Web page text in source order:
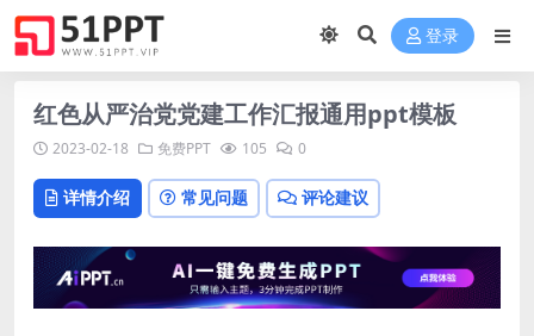
登录
红色从严治党党建工作汇报通用ppt模板
2023-02-18 免费PPT 105 0
详情介绍 常见问题 评论建议